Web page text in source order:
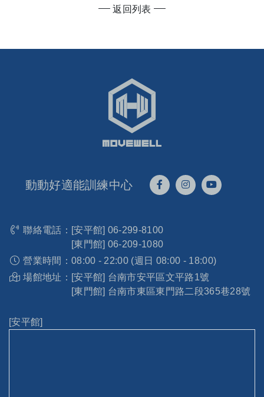
返回列表
動動好適能訓練中心
聯絡電話： [安平館] 06-299-8100
[東門館] 06-209-1080
營業時間： 08:00 - 22:00 (週日 08:00 - 18:00)
場館地址： [安平館] 台南市安平區文平路1號
[東門館] 台南市東區東門路二段365巷28號
[安平館]